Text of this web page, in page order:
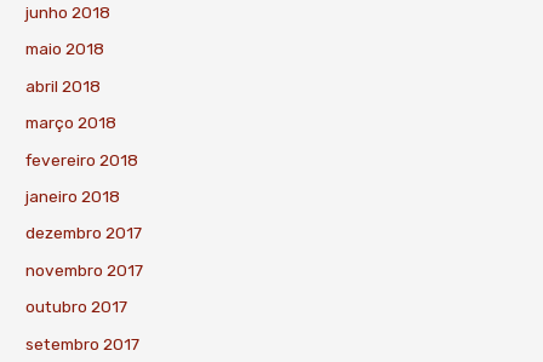
junho 2018
maio 2018
abril 2018
março 2018
fevereiro 2018
janeiro 2018
dezembro 2017
novembro 2017
outubro 2017
setembro 2017